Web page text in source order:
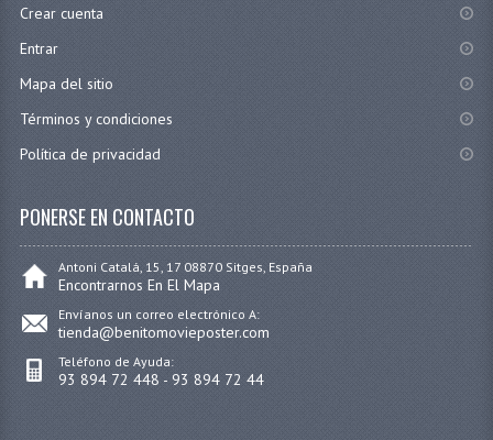
Crear cuenta
Entrar
Mapa del sitio
Términos y condiciones
Política de privacidad
PONERSE EN CONTACTO
Antoni Catalá, 15, 17 08870 Sitges, España
Encontrarnos En El Mapa
Envíanos un correo electrónico A:
tienda@benitomovieposter.com
Teléfono de Ayuda:
93 894 72 448 - 93 894 72 44